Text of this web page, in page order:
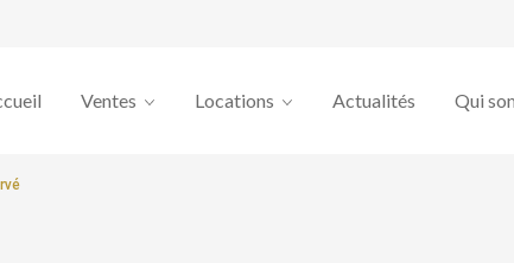
Ventes Locations Actualités Qui